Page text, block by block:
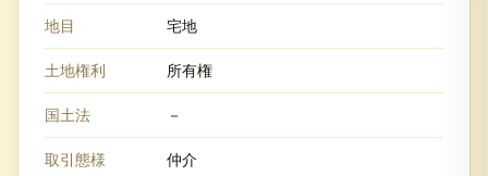
地目 宅地
土地権利 所有権
国土法 －
取引態様 仲介